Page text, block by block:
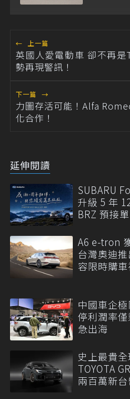
← 上一篇
英國人愛電動車 卻不再是
勢再現警訊！
下一篇 →
力圖存活可能！Alfa
化合作！
延伸閱讀
SUBARU
升級 5 年
BRZ 預接
A6 e-tron
台灣奧迪
容限時購
中國車企
停利潤率
急出海
史上最貴
TOYOTA
兩百萬新